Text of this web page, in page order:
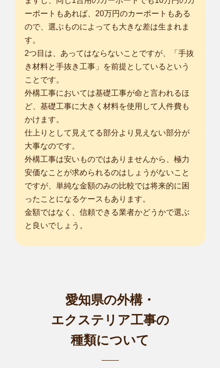
ーポートもあれば、20万円のカーポートもある
ので、選ぶものによっても大きな差は生まれま
す。
2つ目は、あってはならないことですが、「手抜
き材料と手抜き工事」を前提としているという
ことです。
外構工事においては基礎工事が命と言われるほ
ど、基礎工事に大きく材料を使用して人件費も
かけます。
仕上りとして見えてる部分より見えない部分が
大事なのです。
外構工事は安いものではありませんから、極力
安価なことが求められるのはしょうがないこと
ですが、単純な金額のみの比較では将来的に困
ったことになるケースもあります。
金額ではなく、信頼できる業者かどうかで選ぶ
と良いでしょう。
愛知県の外構・
エクステリア工事の
種類について